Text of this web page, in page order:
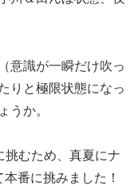
意識が一瞬だけ吹っ
りと極限状態になっ
うか。
むため、真夏にナ
番に挑みました！